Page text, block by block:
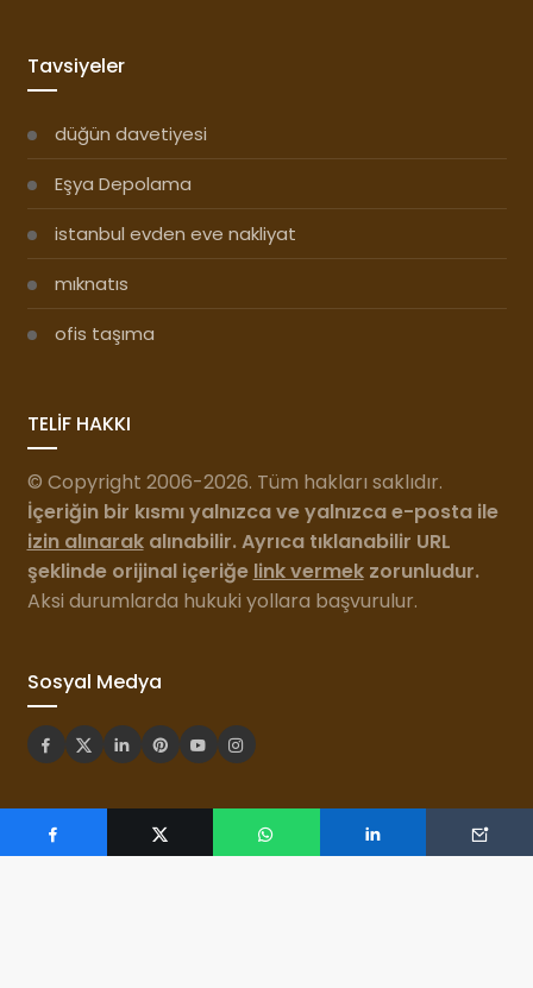
Tavsiyeler
düğün davetiyesi
Eşya Depolama
istanbul evden eve nakliyat
mıknatıs
ofis taşıma
TELİF HAKKI
© Copyright 2006-2026. Tüm hakları saklıdır.
İçeriğin bir kısmı yalnızca ve yalnızca e-posta ile
izin alınarakalınabilir. Ayrıca tıklanabilir URL
şeklinde orijinal içeriğe link vermekzorunludur.
Aksi durumlarda hukuki yollara başvurulur.
Sosyal Medya